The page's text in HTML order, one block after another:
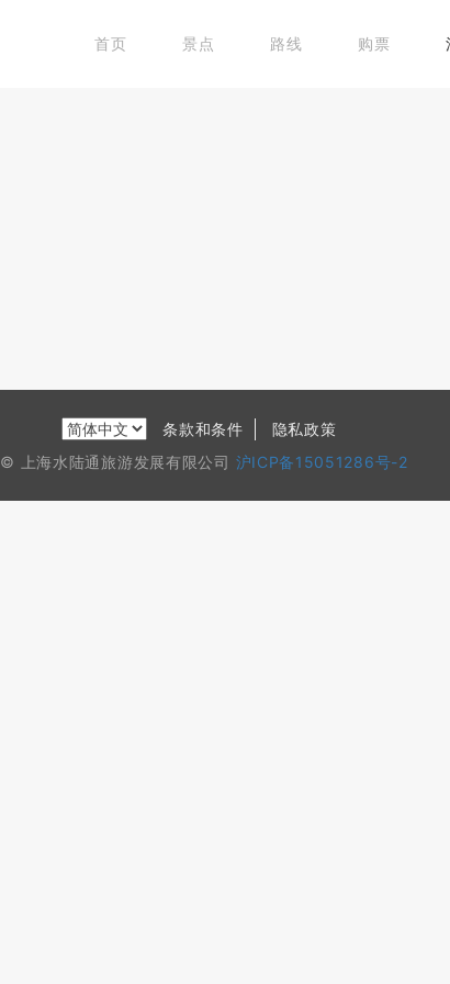
首页 景点 路线 购票
条款和条件
隐私政策
© 上海水陆通旅游发展有限公司 沪ICP备15051286号-2